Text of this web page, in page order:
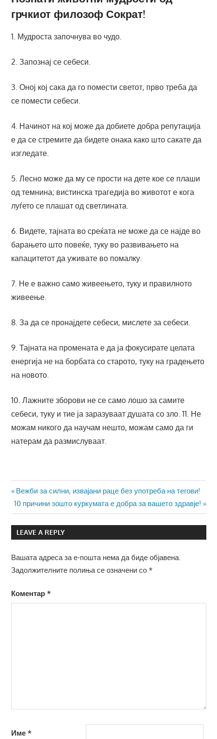
грчкиот филозоф Сократ!
1. Мудроста започнува во чудо.
2. Запознај се себеси.
3. Оној кој сака да го помести светот, прво треба да
се помести себеси.
4. Начинот на кој може да добиете добра репутација
е да се стремите да бидете онака како што сакате да
изгледате.
5. Лесно може да му се прости на дете кое се плаши
од темнина; вистинска трагедија во животот е кога
луѓето се плашат од светлината.
6. Видете, тајната во среќата не може да се најде во
барањето што повеќе, туку во развивањето на
капацитетот да уживате во помалку.
7. Не е важно само живеењето, туку и правилното
живеење.
8. За да се пронајдете себеси, мислете за себеси.
9. Тајната на промената е да ја фокусирате целата
енергија не на борбата со старото, туку на градењето
на новото.
10. Лажните зборови не се само лошо за самите
себеси, туку и тие ја заразуваат душата со зло. 11. Не
можам никого да научам нешто, можам само да ги
натерам да размислуваат.
Навигација
на
напис
Previous
Post:
Вежби за силни, извајани раце без употреба на тегови!
Next
Post:
10 причини зошто куркумата е добра за вашето здравје!
LEAVE A REPLY
Вашата адреса за е-пошта нема да биде објавена.
Задолжителните полиња се означени со *
Коментар *
Име *